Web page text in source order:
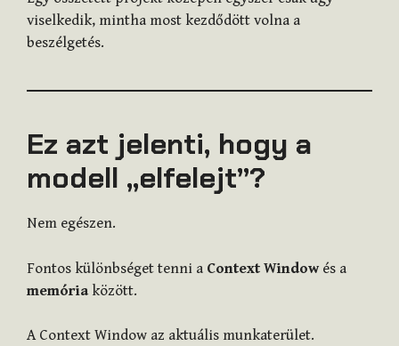
viselkedik, mintha most kezdődött volna a
beszélgetés.
Ez azt jelenti, hogy a
modell „elfelejt”?
Nem egészen.
Fontos különbséget tenni a Context Window és a
memóriaközött.
A Context Window az aktuális munkaterület.